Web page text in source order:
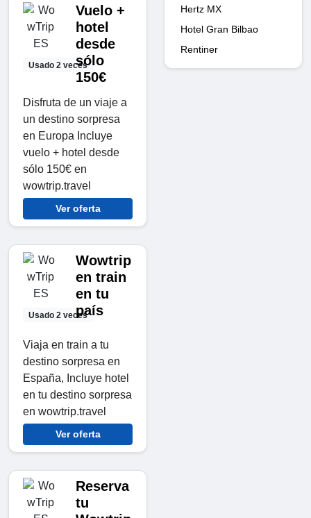
Usado 2 veces
Vuelo +
hotel
desde
sólo
150€
Disfruta de un viaje a
un destino sorpresa
en Europa Incluye
vuelo + hotel desde
sólo 150€ en
wowtrip.travel
Ver oferta
Usado 2 veces
Wowtrip
en train
en tu
país
Viaja en train a tu
destino sorpresa en
España, Incluye hotel
en tu destino sorpresa
en wowtrip.travel
Ver oferta
Reserva
tu
Hertz MX
Hotel Gran Bilbao
Rentiner